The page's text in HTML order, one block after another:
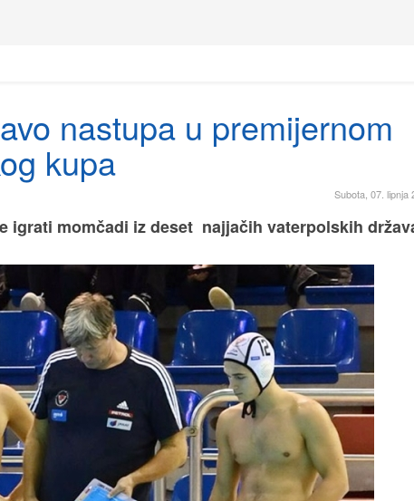
nastupa u premijernom
kupa
Subota, 07. lipnja
igrati momčadi iz deset najjačih vaterpolskih